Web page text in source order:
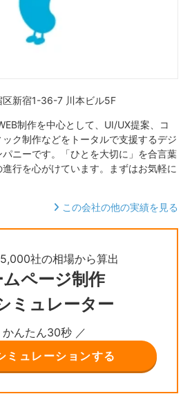
区新宿1-36-7 川本ビル5F
制作を中心として、UI/UX提案、コ
ク制作などをトータルで支援するデジ
ニーです。「ひとを大切に」を合言葉
行を心がけています。まずはお気軽に
この会社の他の実績を見る
社の相場から算出
ページ制作
ミュレーター
かんたん30秒 ／
ミュレーションする